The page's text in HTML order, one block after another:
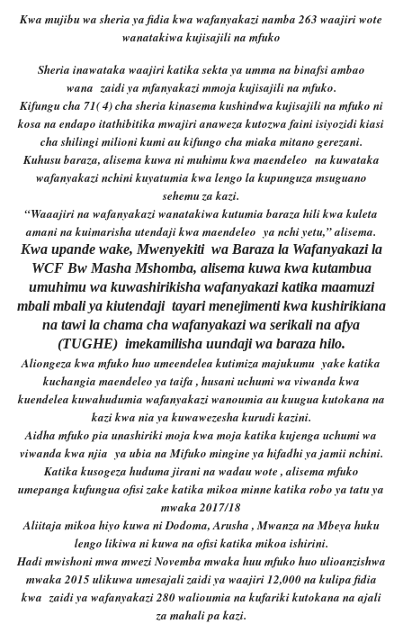
Kwa mujibu wa sheria ya fidia kwa wafanyakazi namba 263 waajiri wote
wanatakiwa kujisajili na mfuko
Sheria inawataka waajiri katika sekta ya umma na binafsi ambao
wana zaidi ya mfanyakazi mmoja kujisajili na mfuko.
Kifungu cha 71( 4) cha sheria kinasema kushindwa kujisajili na mfuko ni
kosa na endapo itathibitika mwajiri anaweza kutozwa faini isiyozidi kiasi
cha shilingi milioni kumi au kifungo cha miaka mitano gerezani.
Kuhusu baraza, alisema kuwa ni muhimu kwa maendeleo na kuwataka
wafanyakazi nchini kuyatumia kwa lengo la kupunguza msuguano
sehemu za kazi.
“Waaajiri na wafanyakazi wanatakiwa kutumia baraza hili kwa kuleta
amani na kuimarisha utendaji kwa maendeleo ya nchi yetu,” alisema.
Kwa upande wake, Mwenyekiti wa Baraza la Wafanyakazi la
WCF Bw Masha Mshomba, alisema kuwa kwa kutambua
umuhimu wa kuwashirikisha wafanyakazi katika maamuzi
mbali mbali ya kiutendaji tayari menejimenti kwa kushirikiana
na tawi la chama cha wafanyakazi wa serikali na afya
(TUGHE) imekamilisha uundaji wa baraza hilo.
Aliongeza kwa mfuko huo umeendelea kutimiza majukumu yake katika
kuchangia maendeleo ya taifa , husani uchumi wa viwanda kwa
kuendelea kuwahudumia wafanyakazi wanoumia au kuugua kutokana na
kazi kwa nia ya kuwawezesha kurudi kazini.
Aidha mfuko pia unashiriki moja kwa moja katika kujenga uchumi wa
viwanda kwa njia ya ubia na Mifuko mingine ya hifadhi ya jamii nchini.
Katika kusogeza huduma jirani na wadau wote , alisema mfuko
umepanga kufungua ofisi zake katika mikoa minne katika robo ya tatu ya
mwaka 2017/18
Aliitaja mikoa hiyo kuwa ni Dodoma, Arusha , Mwanza na Mbeya huku
lengo likiwa ni kuwa na ofisi katika mikoa ishirini.
Hadi mwishoni mwa mwezi Novemba mwaka huu mfuko huo ulioanzishwa
mwaka 2015 ulikuwa umesajali zaidi ya waajiri 12,000 na kulipa fidia
kwa zaidi ya wafanyakazi 280 walioumia na kufariki kutokana na ajali
za mahali pa kazi.